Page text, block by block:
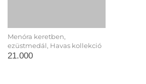
Menóra keretben,
ezüstmedál, Havas kollekció
21.000